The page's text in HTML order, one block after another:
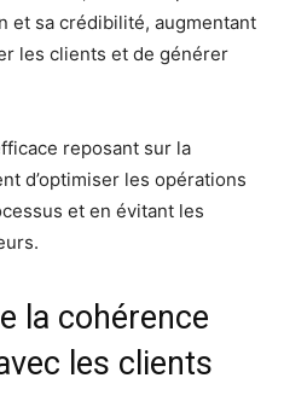
et sa crédibilité, augmentant
les clients et de générer
reposant sur la
d’optimiser les opérations
et en évitant les
la cohérence
les clients